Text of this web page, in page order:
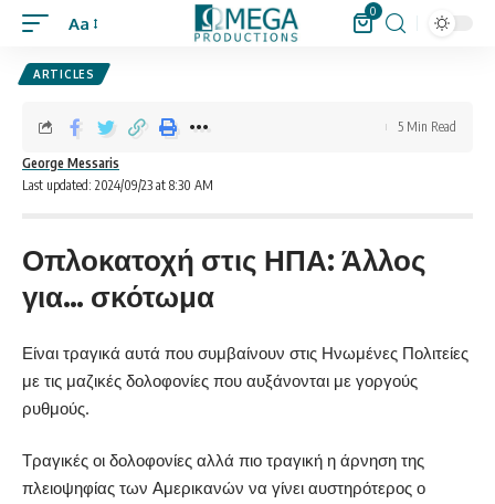
Aa
0
ARTICLES
Last updated: 2024/09/23 at 8:30 AM
George Messaris
5 Min Read
Οπλοκατοχή στις ΗΠΑ: Άλλος
για… σκότωμα
Είναι τραγικά αυτά που συμβαίνουν στις Ηνωμένες Πολιτείες
με τις μαζικές δολοφονίες που αυξάνονται με γοργούς
ρυθμούς.
Τραγικές οι δολοφονίες αλλά πιο τραγική η άρνηση της
πλειοψηφίας των Αμερικανών να γίνει αυστηρότερος ο